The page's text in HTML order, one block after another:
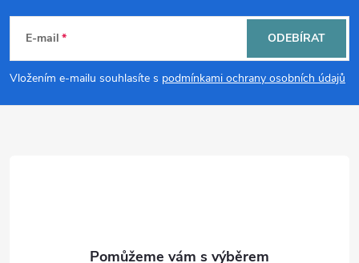
p
E-mail
Vložením e-mailu souhlasíte s podmínkami ochrany osobních údajů
ODEBÍRAT